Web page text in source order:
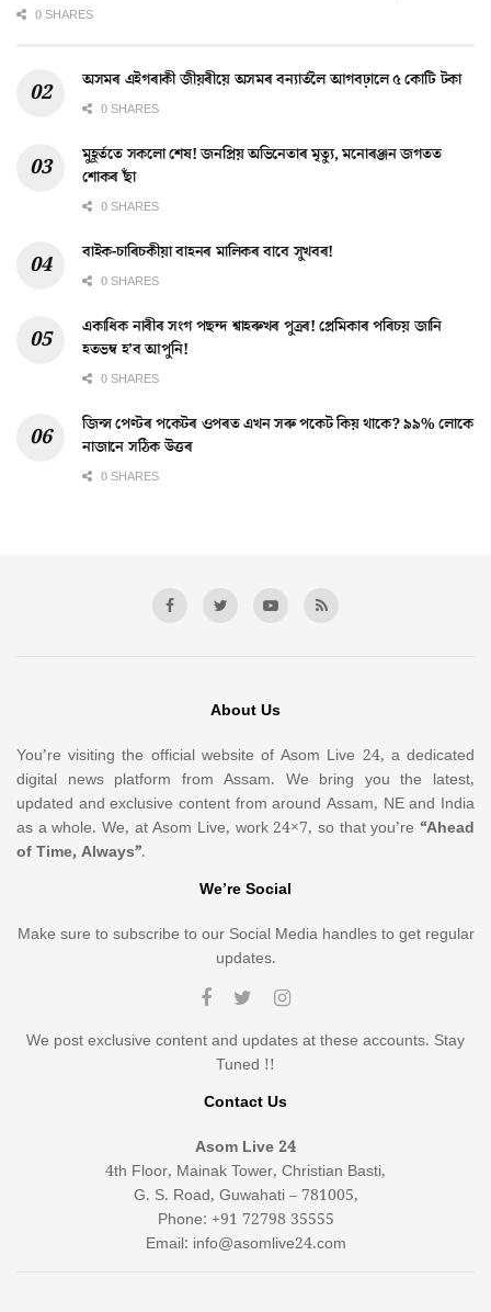
0 SHARES
অসমৰ এইগৰাকী জীয়ৰীয়ে অসমৰ বন্যাৰ্তলৈ আগবঢ়ালে ৫ কোটি টকা
0 SHARES
মুহূৰ্ততে সকলো শেষ! জনপ্ৰিয় অভিনেতাৰ মৃত্যু, মনোৰঞ্জন জগতত
শোকৰ ছাঁ
0 SHARES
বাইক-চাৰিচকীয়া বাহনৰ মালিকৰ বাবে সুখবৰ!
0 SHARES
একাধিক নাৰীৰ সংগ পছন্দ শ্বাহৰুখৰ পুত্ৰৰ! প্ৰেমিকাৰ পৰিচয় জানি
হতভম্ব হ’ব আপুনি!
0 SHARES
জিন্স পেণ্টৰ পকেটৰ ওপৰত এখন সৰু পকেট কিয় থাকে? ৯৯% লোকে
নাজানে সঠিক উত্তৰ
0 SHARES
About Us
You’re visiting the official website of Asom Live 24, a dedicated
digital news platform from Assam. We bring you the latest,
updated and exclusive content from around Assam, NE and India
as a whole. We, at Asom Live, work 24×7, so that you’re “Ahead
of Time, Always”.
We’re Social
Make sure to subscribe to our Social Media handles to get regular
updates.
We post exclusive content and updates at these accounts. Stay
Tuned !!
Contact Us
Asom Live 24
4th Floor, Mainak Tower, Christian Basti,
G. S. Road, Guwahati – 781005,
Phone: +91 72798 35555
Email: info@asomlive24.com